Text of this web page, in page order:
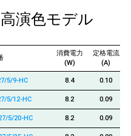
演色モデル
消費電力
(W)
定格電流
(A)
5/9-HC 8.4 0.10
5/12-HC 8.2 0.09
5/20-HC 8.2 0.09